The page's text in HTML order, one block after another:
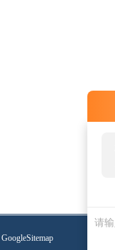
GoogleSitemap